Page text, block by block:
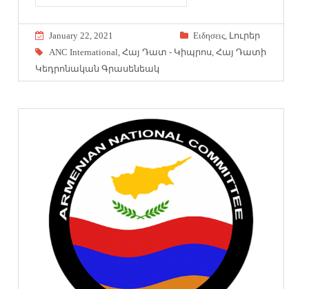
January 22, 2021 Eιδησεις, Լուրեր
ANC International ,Հայ Դատ - Կիպրոս ,Հայ Դատի
Կեդրոնական Գրասենեակ